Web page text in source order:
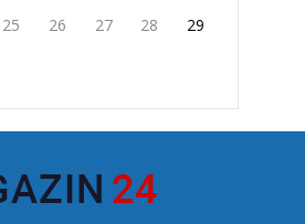
25 26 27 28 29